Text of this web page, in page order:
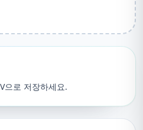
으로 저장하세요.